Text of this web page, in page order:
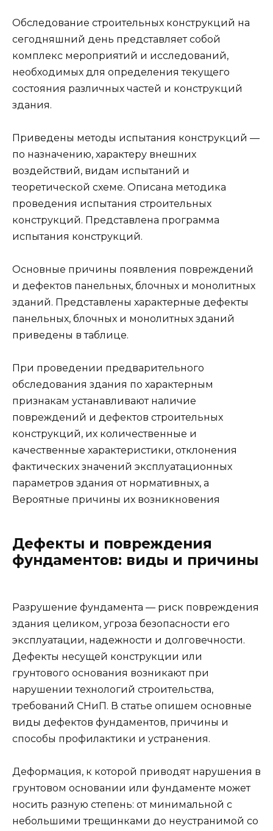
Обследование строительных конструкций на
сегодняшний день представляет собой
комплекс мероприятий и исследований,
необходимых для определения текущего
состояния различных частей и конструкций
здания.
Приведены методы испытания конструкций —
по назначению, характеру внешних
воздействий, видам испытаний и
теоретической схеме. Описана методика
проведения испытания строительных
конструкций. Представлена программа
испытания конструкций.
Основные причины появления повреждений
и дефектов панельных, блочных и монолитных
зданий. Представлены характерные дефекты
панельных, блочных и монолитных зданий
приведены в таблице.
При проведении предварительного
обследования здания по характерным
признакам устанавливают наличие
повреждений и дефектов строительных
конструкций, их количественные и
качественные характеристики, отклонения
фактических значений эксплуатационных
параметров здания от нормативных, а
Вероятные причины их возникновения
Дефекты и повреждения
фундаментов: виды и причины
Разрушение фундамента — риск повреждения
здания целиком, угроза безопасности его
эксплуатации, надежности и долговечности.
Дефекты несущей конструкции или
грунтового основания возникают при
нарушении технологий строительства,
требований СНиП. В статье опишем основные
виды дефектов фундаментов, причины и
способы профилактики и устранения.
Деформация, к которой приводят нарушения в
грунтовом основании или фундаменте может
носить разную степень: от минимальной с
небольшими трещинками до неустранимой со